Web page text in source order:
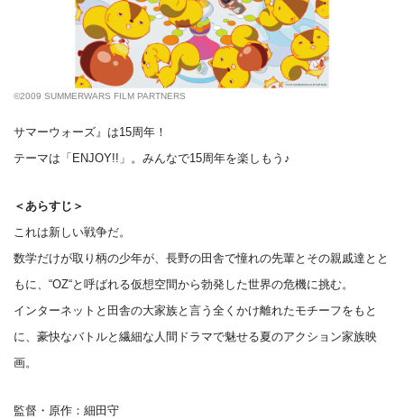
©2009 SUMMERWARS FILM PARTNERS
サマーウォーズ』は15周年！
テーマは「ENJOY!!」。みんなで15周年を楽しもう♪
＜あらすじ＞
これは新しい戦争だ。
数学だけが取り柄の少年が、長野の田舎で憧れの先輩とその親戚達とと
もに、“OZ“と呼ばれる仮想空間から勃発した世界の危機に挑む。
インターネットと田舎の大家族と言う全くかけ離れたモチーフをもと
に、豪快なバトルと繊細な人間ドラマで魅せる夏のアクション家族映
画。
監督・原作：細田守